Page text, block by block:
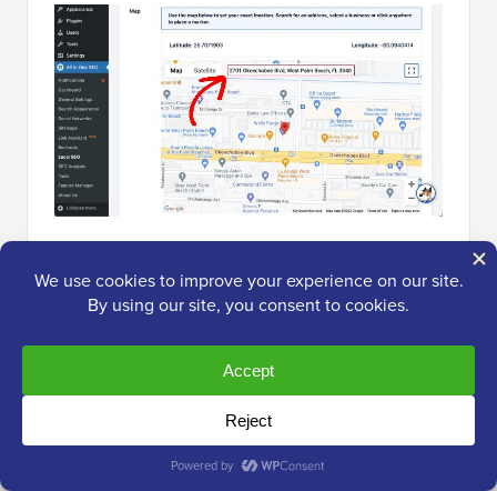
wie Sie eine Google Map in ein Kontaktformular
einbetten. Dieses Tutorial kann nützlich sein, wenn Sie
die Karte auf Ihrer Kontaktinformationsseite einfügen
Zusätzlich könnten Sie aucheine interaktive Karte auf
Ihrer WordPress-Website oder Landingpage erstellen.